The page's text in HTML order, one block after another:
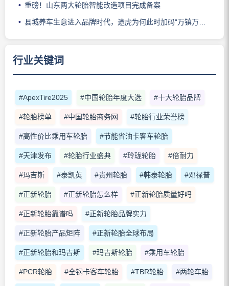
重磅！山东两大轮胎智能改造项目完成备案
县城养车生意进入品牌时代，途虎为何此时加码“万镇万店”？
行业关键词
#ApexTire2025 #中国轮胎年度大选 #十大轮胎品牌
#轮胎榜单 #中国轮胎商务网 #轮胎行业荣誉榜
#高性价比乘用车轮胎 #节能省油卡客车轮胎
#天津发布 #轮胎行业盛典 #玲珑轮胎 #倍耐力
#玛吉斯 #泰凯英 #贵州轮胎 #韩泰轮胎 #邓禄普
#正新轮胎 #正新轮胎怎么样 #正新轮胎质量好吗
#正新轮胎靠谱吗 #正新轮胎品牌实力
#正新轮胎产品矩阵 #正新轮胎全球布局
#正新轮胎和玛吉斯 #玛吉斯轮胎 #乘用车轮胎
#PCR轮胎 #全钢卡客车轮胎 #TBR轮胎 #两轮车胎